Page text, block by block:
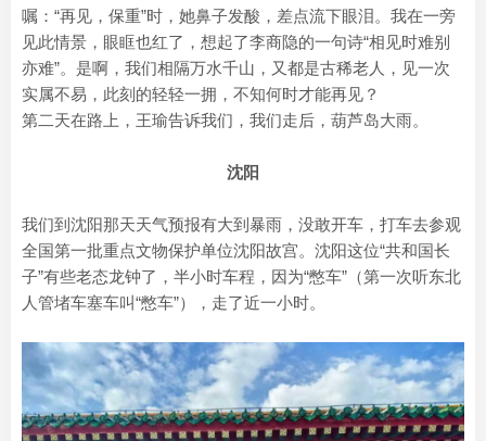
嘱：“再见，保重”时，她鼻子发酸，差点流下眼泪。我在一旁
见此情景，眼眶也红了，想起了李商隐的一句诗“相见时难别
亦难”。是啊，我们相隔万水千山，又都是古稀老人，见一次
实属不易，此刻的轻轻一拥，不知何时才能再见？
第二天在路上，王瑜告诉我们，我们走后，葫芦岛大雨。
沈阳
我们到沈阳那天天气预报有大到暴雨，没敢开车，打车去参观
全国第一批重点文物保护单位沈阳故宫。沈阳这位“共和国长
子”有些老态龙钟了，半小时车程，因为“憋车”（第一次听东北
人管堵车塞车叫“憋车”），走了近一小时。